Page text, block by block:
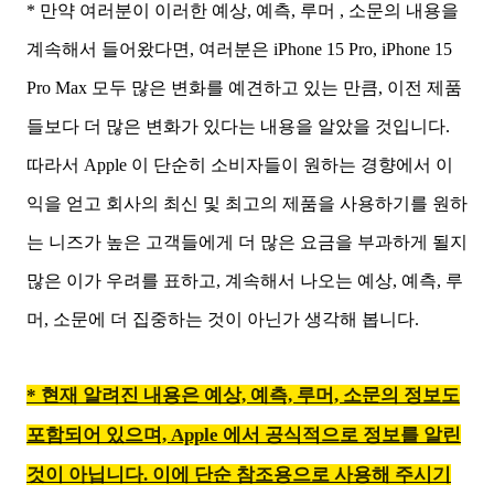
* 만약 여러분이 이러한 예상, 예측, 루머 , 소문의 내용을
계속해서 들어왔다면, 여러분은 iPhone 15 Pro, iPhone 15
Pro Max 모두 많은 변화를 예견하고 있는 만큼, 이전 제품
들보다 더 많은 변화가 있다는 내용을 알았을 것입니다.
따라서 Apple 이 단순히 소비자들이 원하는 경향에서 이
익을 얻고 회사의 최신 및 최고의 제품을 사용하기를 원하
는 니즈가 높은 고객들에게 더 많은 요금을 부과하게 될지
많은 이가 우려를 표하고, 계속해서 나오는 예상, 예측, 루
머, 소문에 더 집중하는 것이 아닌가 생각해 봅니다.
* 현재 알려진 내용은 예상, 예측, 루머, 소문의 정보도
포함되어 있으며, Apple 에서 공식적으로 정보를 알린
것이 아닙니다. 이에 단순 참조용으로 사용해 주시기